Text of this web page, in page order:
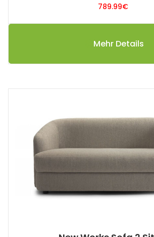
789.99€
Mehr Details